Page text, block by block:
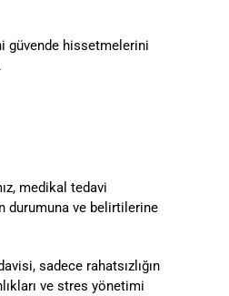
güvende hissetmelerini
medikal tedavi
durumuna ve belirtilerine
sadece rahatsızlığın
ve stres yönetimi